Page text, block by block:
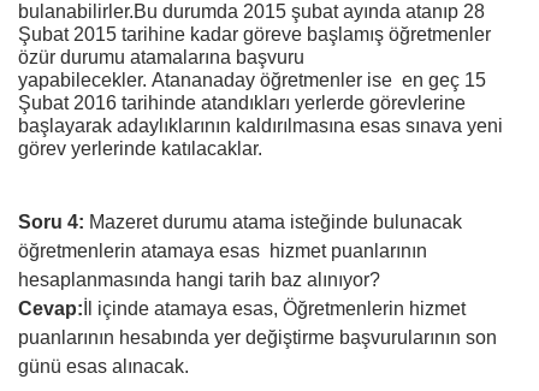
bulanabilirler.Bu durumda 2015 şubat ayında atanıp 28
Şubat 2015 tarihine kadar göreve başlamış öğretmenler
özür durumu atamalarına başvuru
yapabilecekler. Atananaday öğretmenler ise en geç 15
Şubat 2016 tarihinde atandıkları yerlerde görevlerine
başlayarak adaylıklarının kaldırılmasına esas sınava yeni
görev yerlerinde katılacaklar.
Soru 4: Mazeret durumu atama isteğinde bulunacak
öğretmenlerin atamaya esas hizmet puanlarının
hesaplanmasında hangi tarih baz alınıyor?
Cevap: İl içinde atamaya esas, Öğretmenlerin hizmet
puanlarının hesabında yer değiştirme başvurularının son
günü esas alınacak.